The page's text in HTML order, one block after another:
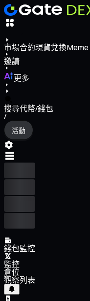
市場合約現貨兌換Meme
邀請
更多
搜尋代幣/錢包
/
活動
錢包監控
監控
倉位
觀察列表